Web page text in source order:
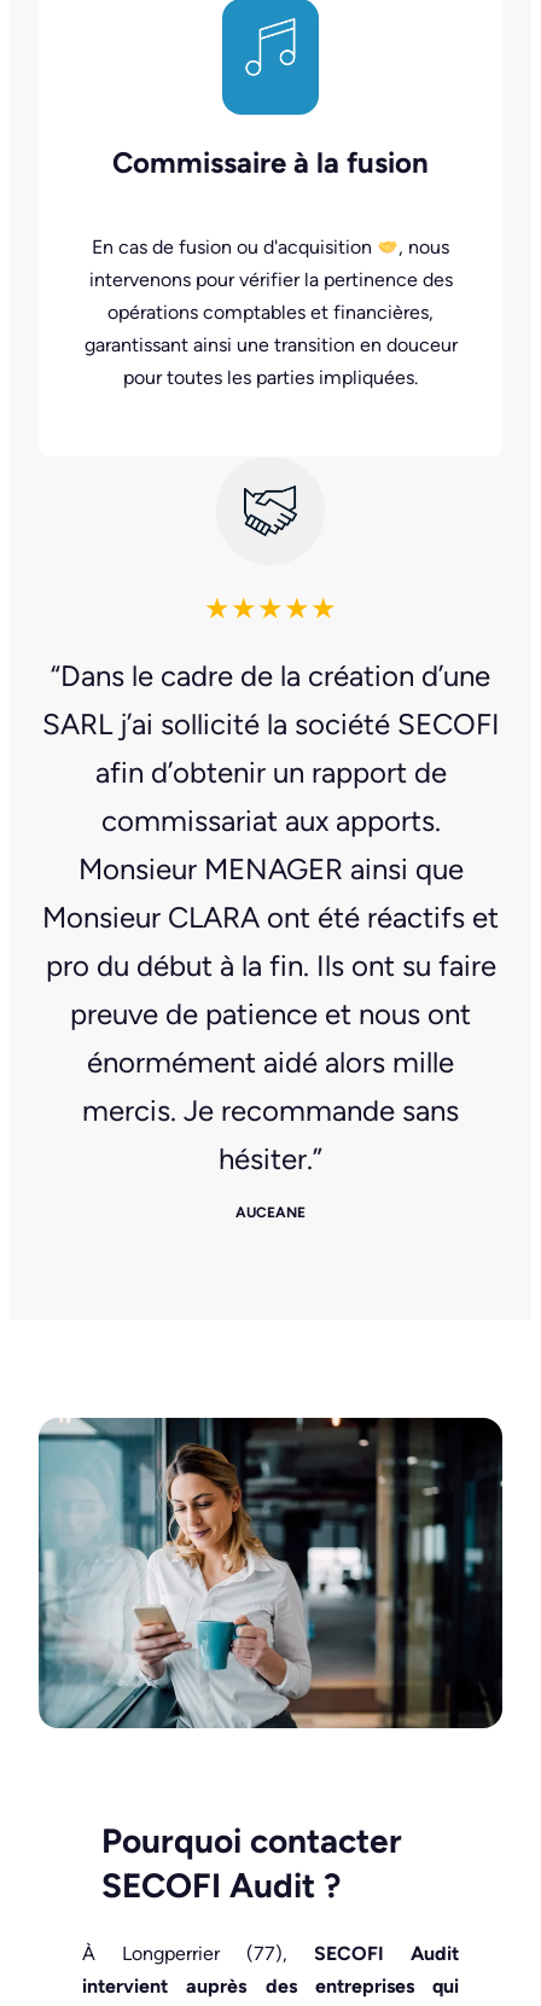
Commissaire à la fusion
En cas de fusion ou d'acquisition
, nous
intervenons pour vérifier la pertinence des
opérations comptables et financières,
garantissant ainsi une transition en douceur
pour toutes les parties impliquées.
★★★★★
“Dans le cadre de la création d’une
SARL j’ai sollicité la société SECOFI
afin d’obtenir un rapport de
commissariat aux apports.
Monsieur MENAGER ainsi que
Monsieur CLARA ont été réactifs et
pro du début à la fin. Ils ont su faire
preuve de patience et nous ont
énormément aidé alors mille
mercis. Je recommande sans
hésiter.”
AUCEANE
Pourquoi contacter
SECOFI Audit ?
À Longperrier (77), SECOFI Audit
intervient auprès des entreprises qui